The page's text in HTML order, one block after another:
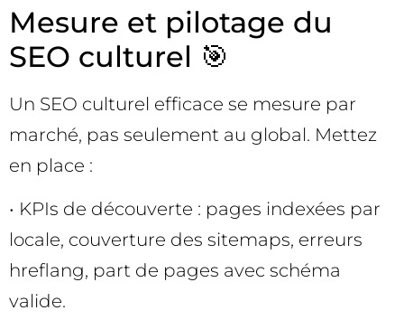
Mesure et pilotage du
SEO culturel 🎯
Un SEO culturel efficace se mesure par
marché, pas seulement au global. Mettez
en place :
• KPIs de découverte : pages indexées par
locale, couverture des sitemaps, erreurs
hreflang, part de pages avec schéma
valide.